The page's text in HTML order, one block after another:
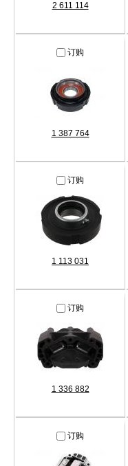
2 611 114
订购
1 387 764
订购
1 113 031
订购
1 336 882
订购